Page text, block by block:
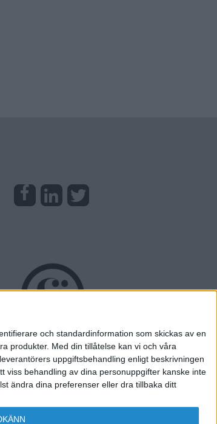
och standardinformation som skickas av en
produkter. Med din tillåtelse kan vi och våra
uppgiftsbehandling enligt beskrivningen
viss behandling av dina personuppgifter kanske inte
ändra dina preferenser eller dra tillbaka ditt